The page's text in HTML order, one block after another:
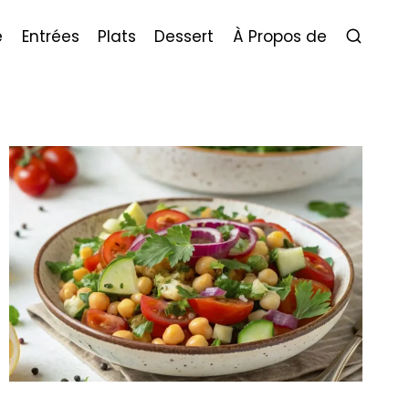
Entrées Plats Dessert À Propos de